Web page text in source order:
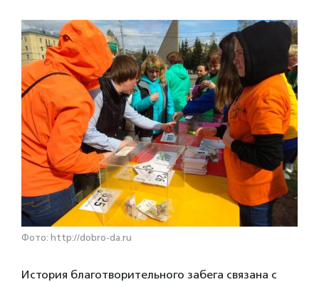
Фото: http://dobro-da.ru
История благотворительного забега связана с